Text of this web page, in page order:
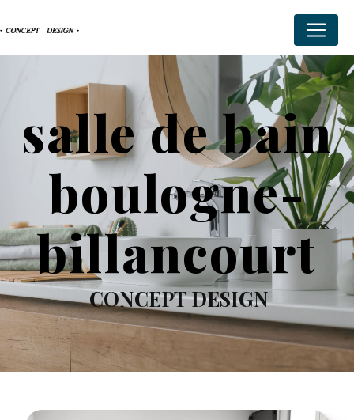
salle de bain
boulogne-
billancourt
CONCEPT DESIGN